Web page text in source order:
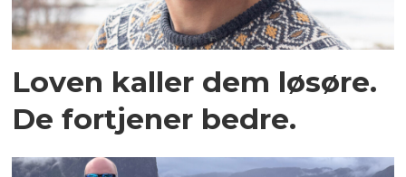
Loven kaller dem løsøre.
De fortjener bedre.